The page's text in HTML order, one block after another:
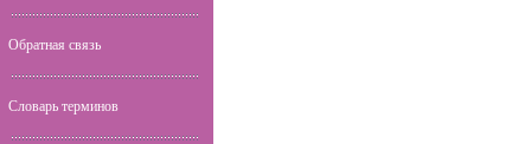
Обратная связь
Словарь терминов